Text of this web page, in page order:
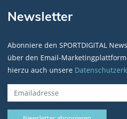
Newsletter
Abonniere den SPORTDIGITAL
über den Email-
hierzu auch unsere